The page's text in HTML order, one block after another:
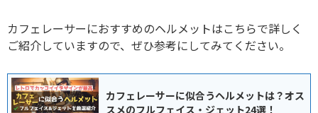
カフェレーサーにおすすめのヘルメットはこちらで詳しく
ご紹介していますので、ぜひ参考にしてみてください。
カフェレーサーに似合うヘルメットは？オス
スメのフルフェイス・ジェット24選！